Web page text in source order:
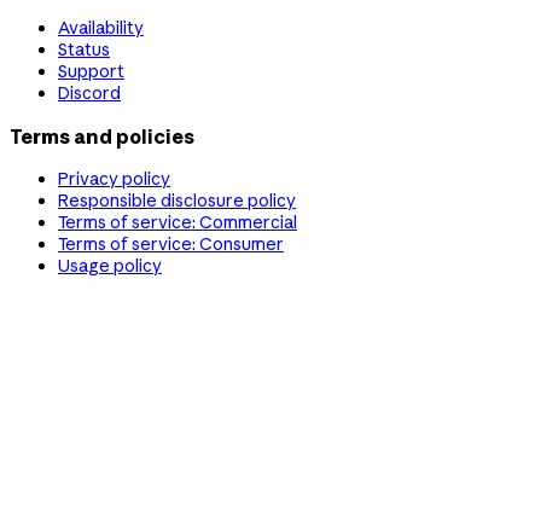
Availability
Status
Support
Discord
Terms and policies
Privacy policy
Responsible disclosure policy
Terms of service: Commercial
Terms of service: Consumer
Usage policy